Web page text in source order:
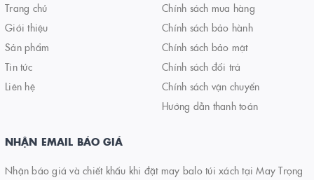
Trang chủ
Giới thiệu
Sản phẩm
Tin tức
Liên hệ
Chính sách mua hàng
Chính sách bảo hành
Chính sách bảo mật
Chính sách đổi trả
Chính sách vận chuyển
Hướng dẫn thanh toán
NHẬN EMAIL BÁO GIÁ
Nhận báo giá và chiết khấu khi đặt may balo túi xách tại May Trọng